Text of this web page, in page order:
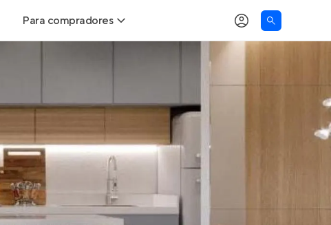
Para compradores
Calcule seu Poder de Compra
Comprar x Alugar
Correção do INCC
Simulador de Financiamento